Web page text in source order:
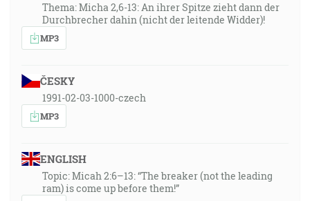
Thema: Micha 2,6-13: An ihrer Spitze zieht dann der
Durchbrecher dahin (nicht der leitende Widder)!
MP3
ČESKY
1991-02-03-1000-czech
MP3
ENGLISH
Topic: Micah 2:6–13: “The breaker (not the leading
ram) is come up before them!”